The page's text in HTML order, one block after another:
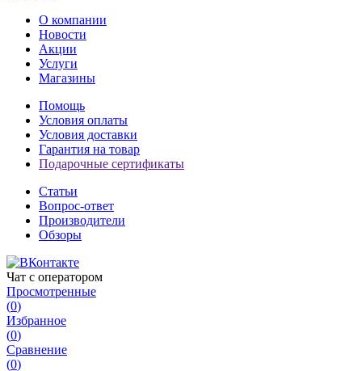
О компании
Новости
Акции
Услуги
Магазины
Помощь
Условия оплаты
Условия доставки
Гарантия на товар
Подарочные сертификаты
Статьи
Вопрос-ответ
Производители
Обзоры
Чат с оператором
Просмотренные
(0)
Избранное
(0)
Сравнение
(0)